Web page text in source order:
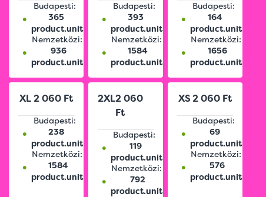
•
Budapesti:
365
product.unit
•
Nemzetközi:
936
product.unit
•
Budapesti:
393
product.unit
•
Nemzetközi:
1584
product.unit
•
Budapesti:
164
product.unit
•
Nemzetközi:
1656
product.unit
XL 2 060 Ft
•
Budapesti:
238
product.unit
•
Nemzetközi:
1584
product.unit
2XL2 060
Ft
•
Budapesti:
119
product.unit
•
Nemzetközi:
792
product.unit
XS 2 060 Ft
•
Budapesti:
69
product.unit
•
Nemzetközi:
576
product.unit